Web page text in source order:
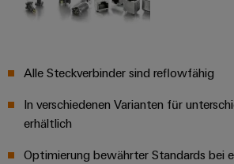
Alle Steckverbinder sind reflowfähig
In verschiedenen Varianten für
erhältlich
Optimierung bewährter Standards bei